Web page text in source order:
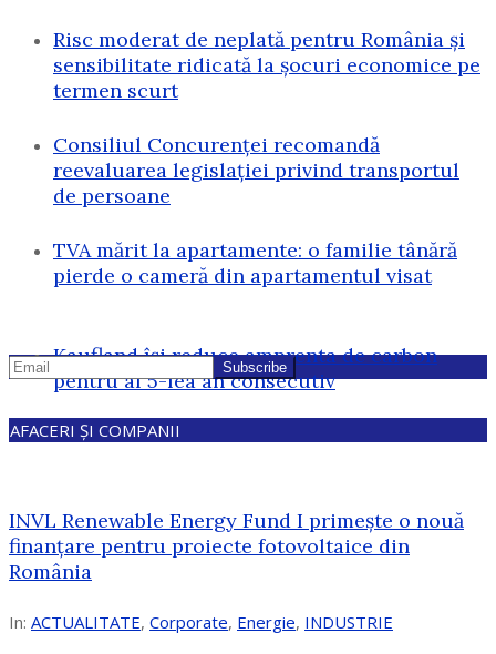
Risc moderat de neplată pentru România și
sensibilitate ridicată la șocuri economice pe
termen scurt
Consiliul Concurenței recomandă
reevaluarea legislației privind transportul
de persoane
TVA mărit la apartamente: o familie tânără
pierde o cameră din apartamentul visat
Kaufland își reduce amprenta de carbon
pentru al 5-lea an consecutiv
AFACERI ȘI COMPANII
INVL Renewable Energy Fund I primește o nouă
finanțare pentru proiecte fotovoltaice din
România
In: ACTUALITATE, Corporate, Energie, INDUSTRIE